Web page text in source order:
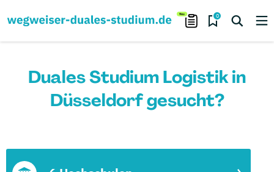
0
Duales Studium Logistik in
Düsseldorf gesucht?